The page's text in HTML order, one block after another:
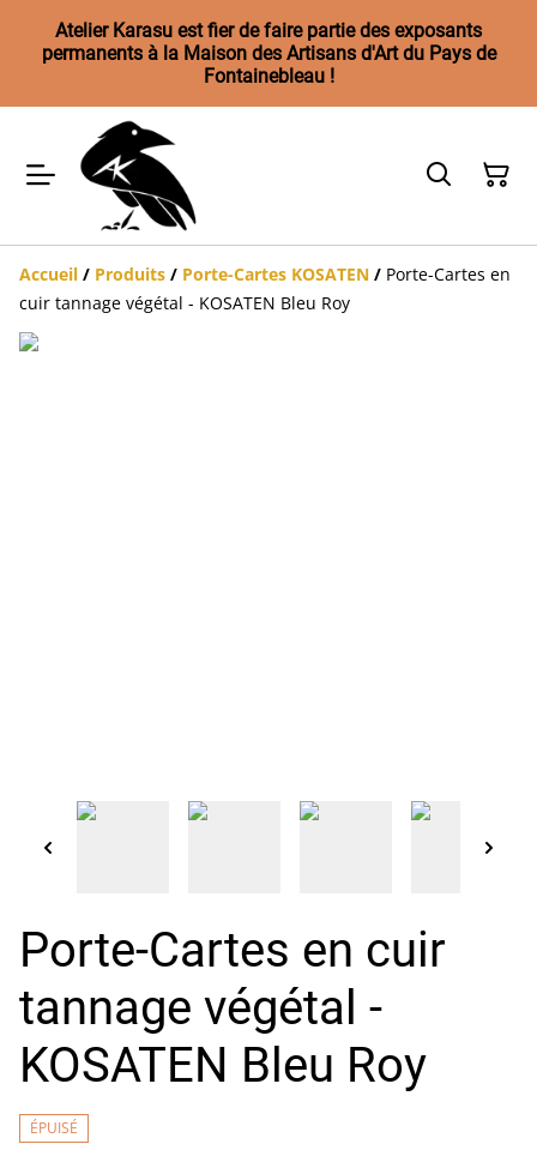
Atelier Karasu est fier de faire partie des exposants
permanents à la Maison des Artisans d'Art du Pays de
Fontainebleau !
Accueil / Produits / Porte-Cartes KOSATEN / Porte-Cartes en
cuir tannage végétal - KOSATEN Bleu Roy
Porte-Cartes en cuir
tannage végétal -
KOSATEN Bleu Roy
ÉPUISÉ